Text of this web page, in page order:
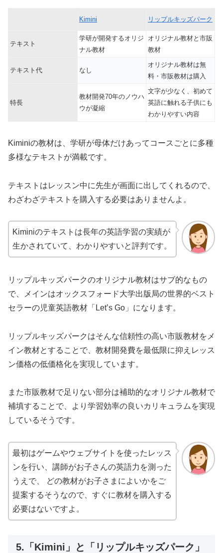
Kimini リップルキッズパーク
テキスト
学研が開発するオリジ
ナル教材
オリジナル教材と市販
教材
テキスト代 なし
オリジナル教材は無
料・市販教材は購入
特長
教材開発70年のノウハ
ウが凝縮
文字が少なく、初めて
英語に触れる子供にも
わかりやすい内容
Kiminiの教材は、学研が母体だけあってコースごとに多種
多様なテキストが満載です。
テキストはレッスン中に先生が画面に出してくれるので、
わざわざテキストを購入する必要はありませんよ。
Kiminiのテキストは長年の英語学習の実績が
生かされていて、わかりやすいと評判です。
リップルキッズパークのオリジナル教材はサブ的なもの
で、メインはオックスフォード大学出版局の世界的ベスト
セラーの児童英語教材「Let’s Go」になります。
リップルキッズパークはそんな信頼性の高い市販教材をメ
イン教材とすることで、教材開発費を最低限に抑えレッス
ン価格の低価格化を実現しています。
また市販教材で足りない部分は補助的なオリジナル教材で
補填することで、より学習効率の良いカリキュラムを実現
しているそうです。
最初はゲームやウェブサイトを使ったレッス
ンを行い、講師がお子さんの英語力を測った
うえで、 どの教材がお子さまによいかをご
提案するそうなので、すぐに教材を購入する
必要はないですよ。
5.「Kimini」と「リップルキッズパーク」